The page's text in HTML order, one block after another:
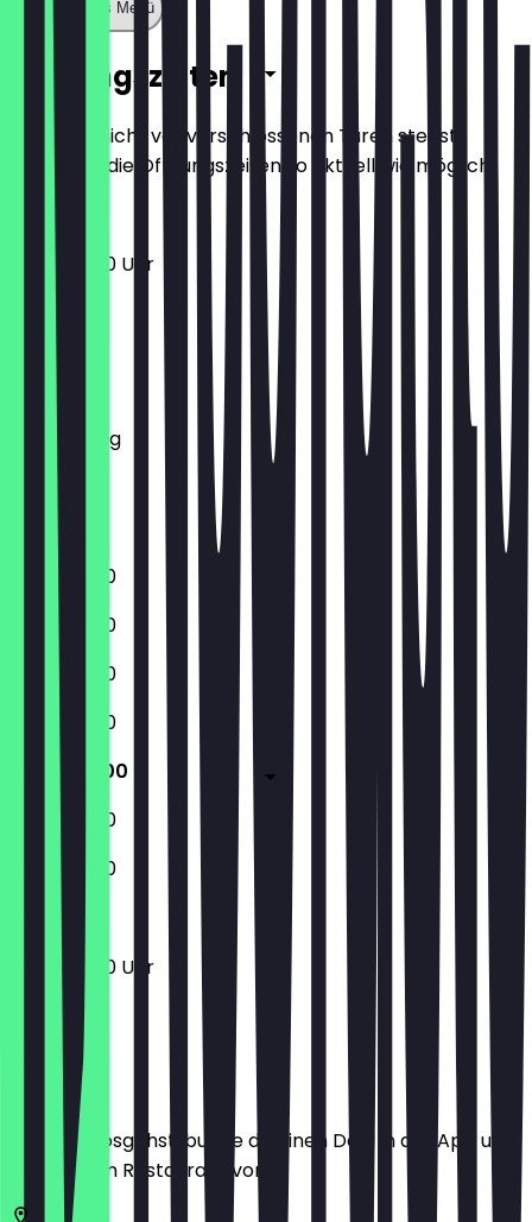
Zeige ganzes Menü
Öffnungszeiten
Damit du nicht vor verschlossenen Türen stehst,
halten wir die Öffnungszeiten so aktuell wie möglich.
11:30 - 23:00 Uhr
Montag
Dienstag
Mittwoch
Donnerstag
Freitag
Samstag
Sonntag
11:30 - 23:00
11:30 - 23:00
11:30 - 23:00
11:30 - 23:00
11:30 - 23:00
11:30 - 23:00
11:30 - 23:00
11:30 - 23:00 Uhr
Bevor du losgehst, buche dir einen Deal in der App und
zeige ihn im Restaurant vor.